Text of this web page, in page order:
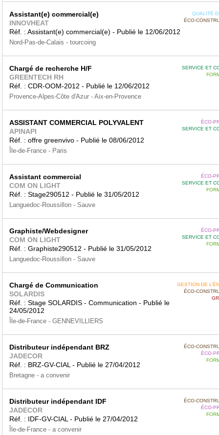
QUALITÉ
ÉCO-
Assistant(e) commercial(e)
INNOVHEAT
Réf. : Assistant(e) commercial(e) - Publié le 12/06/2012
Nord-Pas-de-Calais - tourcoing
SERVICE ET
Chargé de recherche H/F
GREENTECH RH
Réf. : CDR-OOM-2012 - Publié le 12/06/2012
Provence-Alpes-Côte d'Azur - Aix-en-Provence
ÉCO-
SERVICE ET
ASSISTANT COMMERCIAL POLYVALENT
APINAPI
Réf. : offre greenvivo - Publié le 08/06/2012
Île-de-France - Paris
ÉCO-
SERVICE ET
Assistant commercial
COM ON LIGHT
Réf. : Stage290512 - Publié le 31/05/2012
Languedoc-Roussillon - Sauve
ÉCO-
SERVICE ET
Graphiste/Webdesigner
COM ON LIGHT
Réf. : Graphiste290512 - Publié le 31/05/2012
Languedoc-Roussillon - Sauve
GESTION DE
ÉCO-
Chargé de Communication
SOLARDIS
Réf. : Stage SOLARDIS - Communication - Publié le
24/05/2012
Île-de-France - GENNEVILLIERS
ÉCO-
ÉCO-
Distributeur indépendant BRZ
JADECOR
Réf. : BRZ-GV-CIAL - Publié le 27/04/2012
Bretagne - a convenir
ÉCO-
ÉCO-
Distributeur indépendant IDF
JADECOR
Réf. : IDF-GV-CIAL - Publié le 27/04/2012
Île-de-France - a convenir